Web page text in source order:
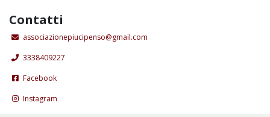
Contatti
associazionepiucipenso@gmail.com
3338409227
Facebook
Instagram